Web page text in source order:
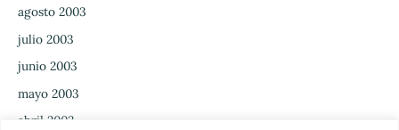
agosto 2003
julio 2003
junio 2003
mayo 2003
abril 2003